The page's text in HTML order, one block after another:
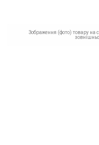
Зображення (фото) товару на